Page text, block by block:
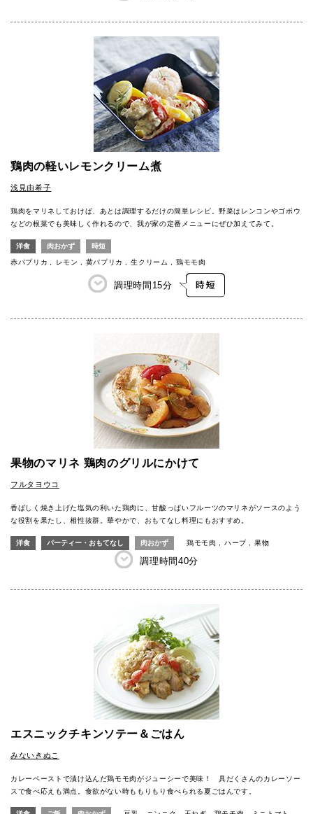
鶏肉の軽いレモンクリーム煮
浅見由希子
鶏肉をマリネしておけば、あとは調理するだけの簡単レシピ。野菜はレンコンやゴボウ
などの根菜でも美味しく作れるので、我が家の定番メニューにぜひ加えてみて。
洋食 肉おかず 時短
赤パプリカ レモン 黄パプリカ 生クリーム 鶏モモ肉
調理時間 15分
果物のマリネ 鶏肉のグリルにかけて
フルタヨウコ
香ばしく焼き上げた塩気の利いた鶏肉に、甘酸っぱいフルーツのマリネがソースのよう
な役割を果たし、相性抜群。華やかで、おもてなし料理にもおすすめ。
洋食 パーティー・おもてなし 肉おかず 鶏モモ肉 ハーブ 果物
調理時間40分
エスニックチキンソテー＆ごはん
みないきぬこ
カレーペーストで漬け込んだ鶏モモ肉がジューシーで美味！ 具だくさんのカレーソー
スで食べ応えも満点。食欲がない時ももりもり食べられる夏ごはんです。